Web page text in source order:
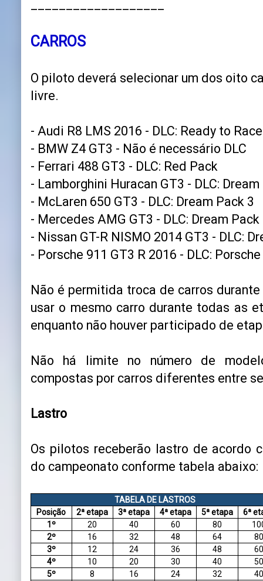
CARROS
O piloto deverá selecionar um dos oito
livre.
- Audi R8 LMS 2016 - DLC: Ready to Race
- BMW Z4 GT3 - Não é necessário DLC
- Ferrari 488 GT3 - DLC: Red Pack
- Lamborghini Huracan GT3 - DLC:
- McLaren 650 GT3 - DLC: Dream Pack 3
- Mercedes AMG GT3 - DLC: Dream Pack
- Nissan GT-R NISMO 2014 GT3 - DLC:
- Porsche 911 GT3 R 2016 - DLC:
Não é permitida troca de carros
usar o mesmo carro durante todas as
enquanto não houver participado de
Não há limite no número de
compostas por carros diferentes entre
Lastro
Os pilotos receberão lastro de acordo
do campeonato conforme tabela abaixo:
TABELA DE LASTROS
Posição
2ª etapa 3ª etapa 4ª etapa 5ª etapa
6ª
1º
20 40 60 80
2º
16 32 48 64
80
3º
12 24 36 48
60
4º
10 20 30 40
50
5º
8 16 24 32
40